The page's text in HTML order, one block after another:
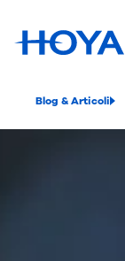
Blog & Articoli